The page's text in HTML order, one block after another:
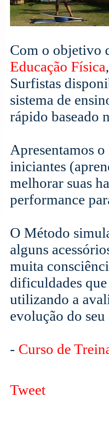
Com o objetivo
Educação Física
Surfistas
sistema de
rápido baseado
Apresentamos
iniciantes
melhorar suas
performance
O Método
alguns
muita
dificuldades
utilizando a
evolução do
- Curso de
Tweet